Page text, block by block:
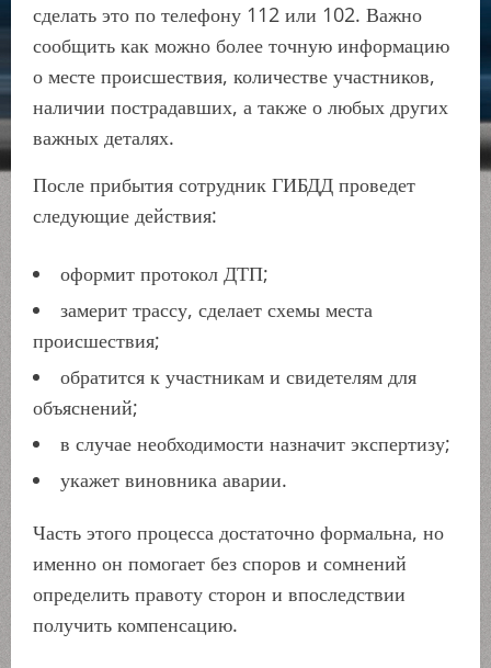
сделать это по телефону 112 или 102. Важно
сообщить как можно более точную информацию
о месте происшествия, количестве участников,
наличии пострадавших, а также о любых других
важных деталях.
После прибытия сотрудник ГИБДД проведет
следующие действия:
оформит протокол ДТП;
замерит трассу, сделает схемы места
происшествия;
обратится к участникам и свидетелям для
объяснений;
в случае необходимости назначит экспертизу;
укажет виновника аварии.
Часть этого процесса достаточно формальна, но
именно он помогает без споров и сомнений
определить правоту сторон и впоследствии
получить компенсацию.